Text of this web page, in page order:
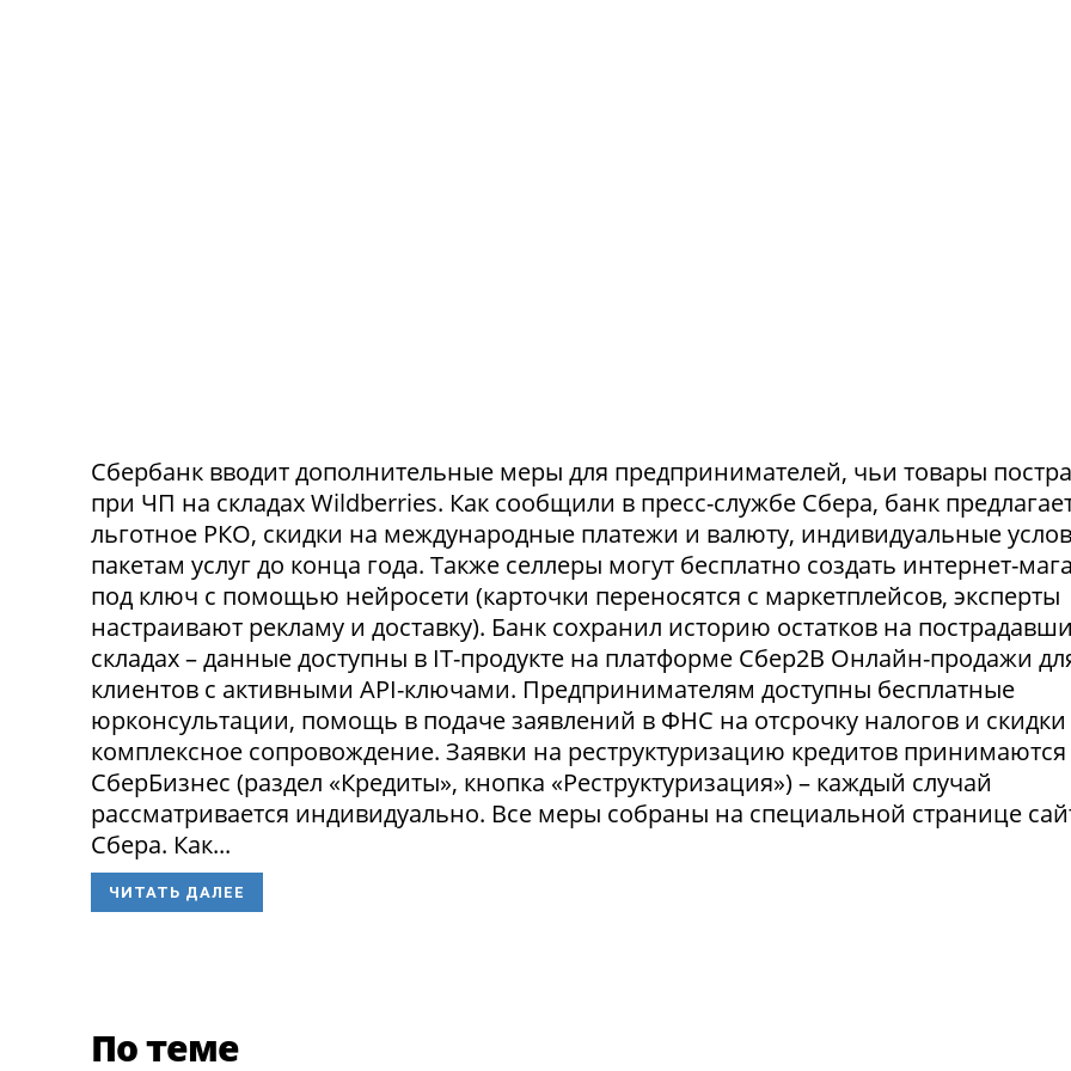
Сбербанк вводит дополнительные меры для предпринимателей, чьи товары
при ЧП на складах Wildberries. Как сообщили в пресс-службе Сбера, банк
льготное РКО, скидки на международные платежи и валюту, индивидуальные
пакетам услуг до конца года. Также селлеры могут бесплатно создать интернет-
под ключ с помощью нейросети (карточки переносятся с маркетплейсов, эксперты
настраивают рекламу и доставку). Банк сохранил историю остатков на
складах – данные доступны в IT-продукте на платформе Сбер2В Онлайн-продажи
клиентов с активными API-ключами. Предпринимателям доступны бесплатные
юрконсультации, помощь в подаче заявлений в ФНС на отсрочку налогов и
комплексное сопровождение. Заявки на реструктуризацию кредитов принимаются
СберБизнес (раздел «Кредиты», кнопка «Реструктуризация») – каждый случай
рассматривается индивидуально. Все меры собраны на специальной странице
Сбера. Как...
ЧИТАТЬ ДАЛЕЕ
По теме